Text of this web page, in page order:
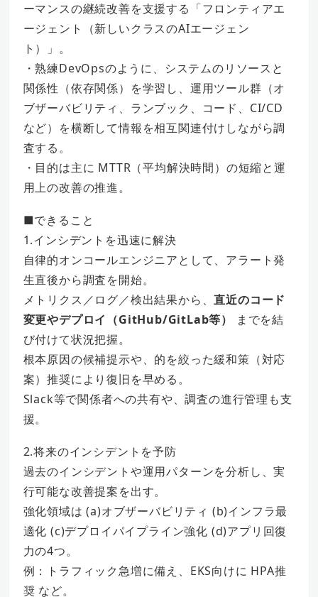
ーマンスの継続改善を支援する「フロンティアエ
ージェント（新しいクラスのAIエージェン
ト）」。
・熟練DevOpsのように、システムのリソースと
関係性（依存関係）を学習し、運用ツール群（オ
ブザーバビリティ、ランブック、コード、CI/CD
など）を横断して情報を相互関連付けしながら調
査する。
・目的は主に MTTR（平均解決時間）の短縮と運
用上の改善の推進。
■できること
1.インシデントを迅速に解決
自律的オンコールエンジニアとして、アラート発
生直後から調査を開始。
メトリクス／ログ／検出結果から、直近のコード
変更やデプロイ（GitHub/GitLab等）
までを結
び付けて状況把握。
根本原因の候補提示や、的を絞った緩和策（対応
案）推奨により復旧を早める。
Slack等で関係者への共有や、調査の進行管理も支
援。
2.将来のインシデントを予防
過去のインシデントや運用パターンを分析し、実
行可能な改善提案を出す。
強化領域は (a)オブザーバビリティ (b)インフラ最
適化 (c)デプロイパイプライン強化 (d)アプリ回復
力の4つ。
例：トラフィック急増に備え、EKS向けに HPA推
奨 など。